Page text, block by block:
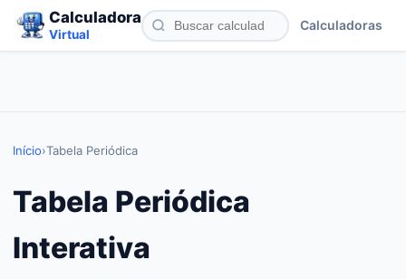
Calculadora
Virtual
Calculadoras
Início›Tabela Periódica
Tabela Periódica
Interativa